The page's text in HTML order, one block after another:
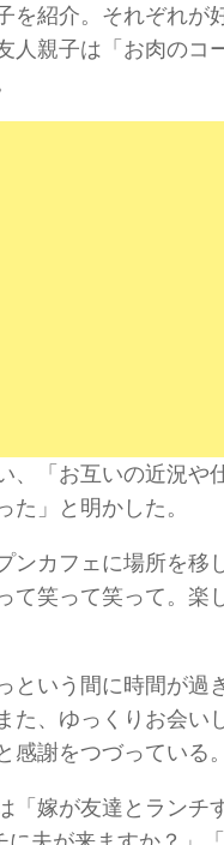
を紹介。それぞれが
人親子は「お肉のコ
、「お互いの近況や
」と明かした。
ンカフェに場所を移
て笑って笑って。楽
という間に時間が過
た、ゆっくりお会い
謝をつづっている。
「嫁が友達とランチ